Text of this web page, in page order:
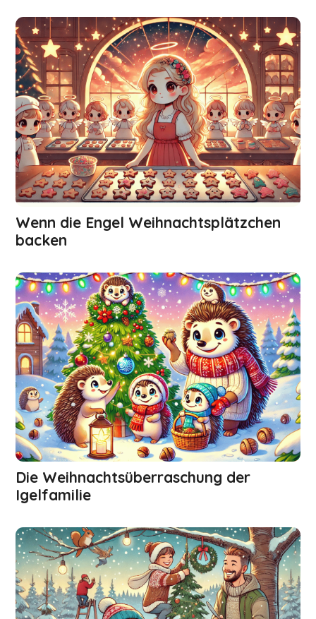
Wenn die Engel Weihnachts­plätzchen
backen
Die Weihnachtsüberraschung der
Igelfamilie